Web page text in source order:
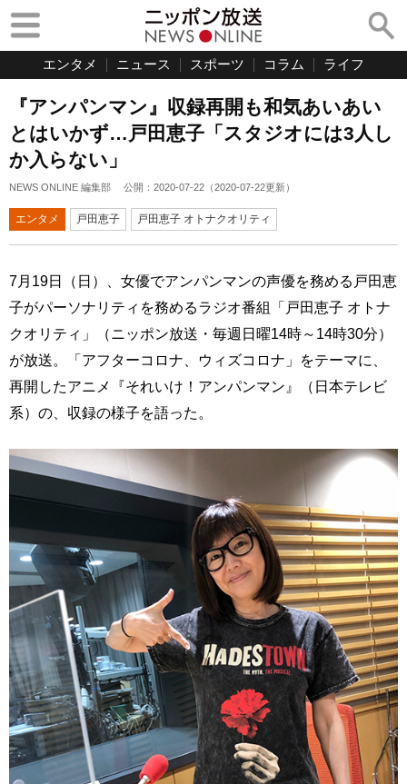
エンタメ ニュース スポーツ コラム ライフ
『アンパンマン』収録再開も和気あいあい
とはいかず…戸田恵子「スタジオには3人し
か入らない」
NEWS ONLINE 編集部 公開： 2020-07-22 （2020-07-22更新）
エンタメ 戸田恵子 戸田恵子 オトナクオリティ
7月19日（日）、女優でアンパンマンの声優を務める戸田恵
子がパーソナリティを務めるラジオ番組「戸田恵子 オトナ
クオリティ」（ニッポン放送・毎週日曜14時～14時30分）
が放送。「アフターコロナ、ウィズコロナ」をテーマに、
再開したアニメ『それいけ！アンパンマン』（日本テレビ
系）の、収録の様子を語った。